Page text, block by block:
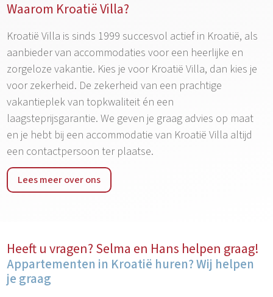
Waarom Kroatië Villa?
Kroatië Villa is sinds 1999 succesvol actief in Kroatië, als
aanbieder van accommodaties voor een heerlijke en
zorgeloze vakantie. Kies je voor Kroatië Villa, dan kies je
voor zekerheid. De zekerheid van een prachtige
vakantieplek van topkwaliteit én een
laagsteprijsgarantie. We geven je graag advies op maat
en je hebt bij een accommodatie van Kroatië Villa altijd
een contactpersoon ter plaatse.
Lees meer over ons
Heeft u vragen? Selma en Hans helpen graag!
Appartementen in Kroatië huren? Wij helpen
je graag